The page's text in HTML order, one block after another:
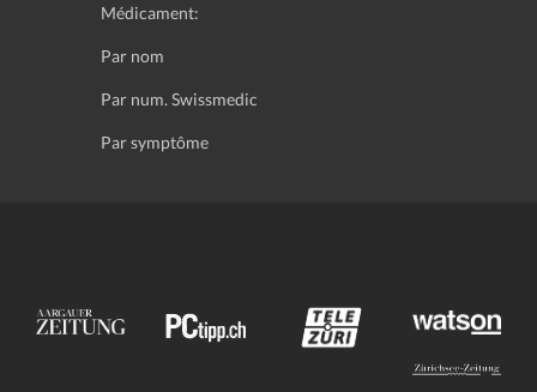
Médicament:
Par nom
Par num. Swissmedic
Par symptôme